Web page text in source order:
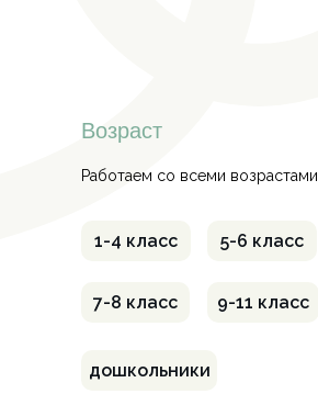
дошкольники
9-11 класс
7-8 класс
1-4 класс 5-6 класс
Работаем со всеми возрастами
Возраст